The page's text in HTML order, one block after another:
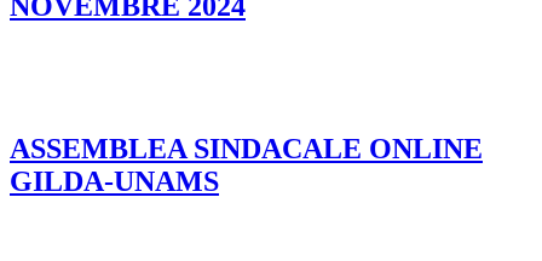
ASSEMBLEA SINDACALE ONLINE
GILDA-UNAMS